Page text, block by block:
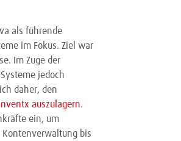
als führende
im Fokus. Ziel war
Im Zuge der
jedoch
daher, den
auszulagern.
ein, um
Kontenverwaltung bis